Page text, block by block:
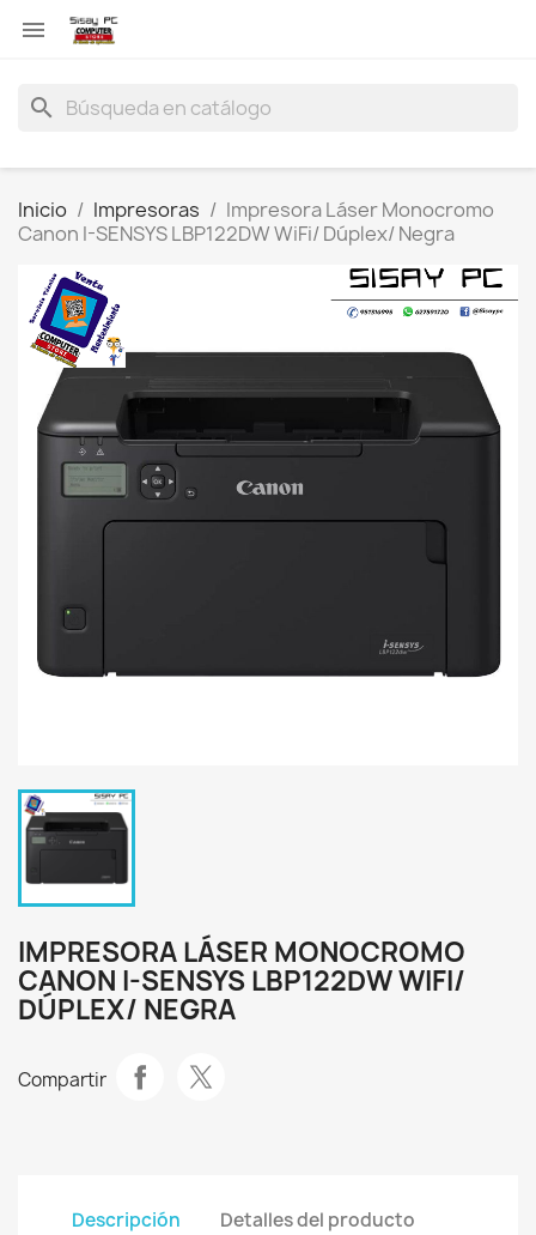

search
Inicio Impresoras
Impresora Láser Monocromo
Canon I-SENSYS LBP122DW WiFi/ Dúplex/ Negra
IMPRESORA LÁSER MONOCROMO
CANON I-SENSYS LBP122DW WIFI/
DÚPLEX/ NEGRA
Compartir
Descripción Detalles del producto